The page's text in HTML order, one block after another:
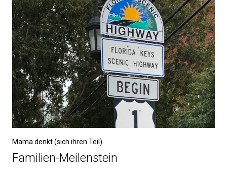
Mama denkt (sich ihren Teil)
Familien-Meilenstein